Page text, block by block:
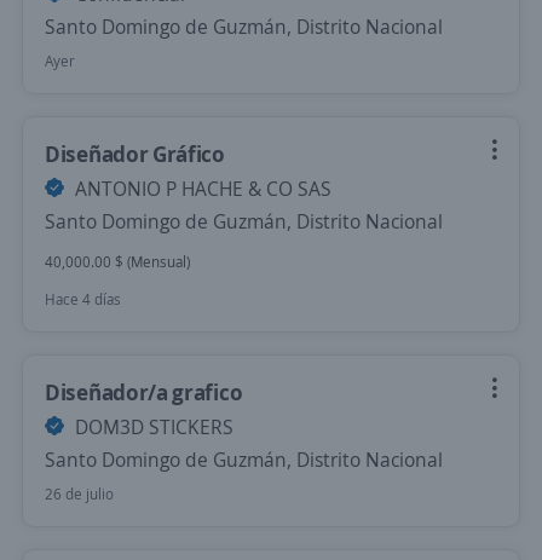
Santo Domingo de Guzmán, Distrito Nacional
Ayer
Diseñador Gráfico
ANTONIO P HACHE & CO SAS
Santo Domingo de Guzmán, Distrito Nacional
40,000.00 $ (Mensual)
Hace 4 días
Diseñador/a grafico
DOM3D STICKERS
Santo Domingo de Guzmán, Distrito Nacional
26 de julio